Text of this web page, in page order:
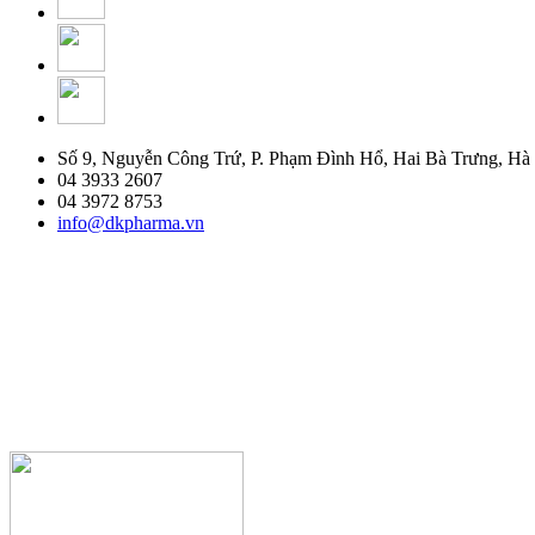
Số 9, Nguyễn Công Trứ, P. Phạm Đình Hổ, Hai Bà Trưng,
04 3933 2607
04 3972 8753
info@dkpharma.vn